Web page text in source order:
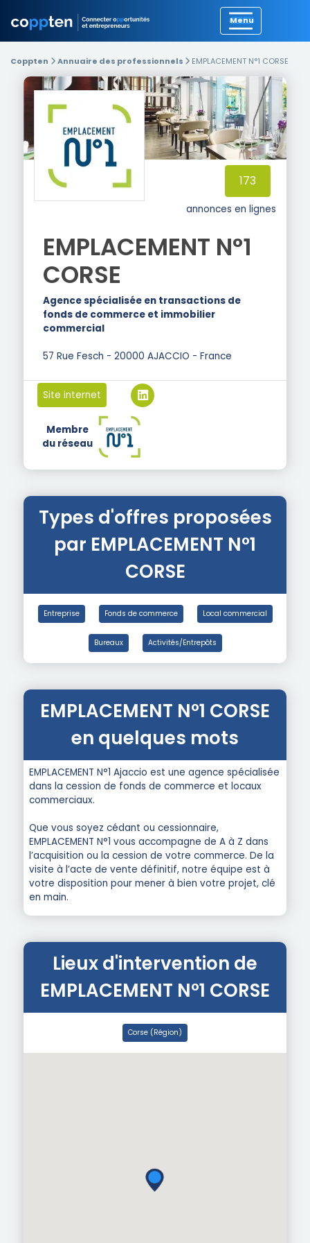
Coppten Annuaire des professionnels EMPLACEMENT N°1 CORSE
173
annonces en lignes
EMPLACEMENT N°1
CORSE
Agence spécialisée en transactions de
fonds de commerce et immobilier
commercial
57 Rue Fesch - 20000 AJACCIO - France
Site internet
Membre
du réseau
Types d'offres proposées
par EMPLACEMENT N°1
CORSE
Entreprise Fonds de commerce Local commercial
Bureaux Activités/Entrepôts
EMPLACEMENT N°1 CORSE
en quelques mots
EMPLACEMENT N°1 Ajaccio est une agence spécialisée
dans la cession de fonds de commerce et locaux
commerciaux.
Que vous soyez cédant ou cessionnaire,
EMPLACEMENT N°1 vous accompagne de A à Z dans
l’acquisition ou la cession de votre commerce. De la
visite à l’acte de vente définitif, notre équipe est à
votre disposition pour mener à bien votre projet, clé
en main.
Lieux d'intervention de
EMPLACEMENT N°1 CORSE
Corse (Région)